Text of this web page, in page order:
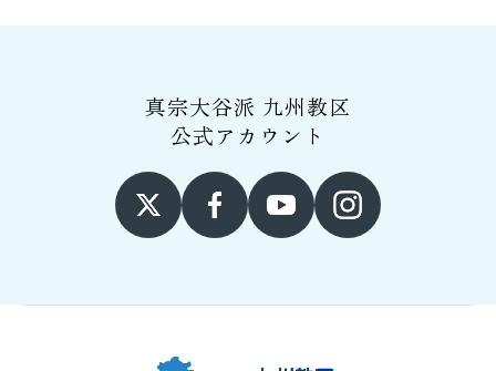
真宗大谷派 九州教区
公式アカウント